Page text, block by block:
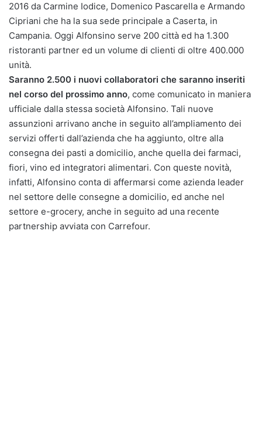
2016 da Carmine Iodice, Domenico Pascarella e Armando
Cipriani che ha la sua sede principale a Caserta, in
Campania. Oggi Alfonsino serve 200 città ed ha 1.300
ristoranti partner ed un volume di clienti di oltre 400.000
unità.
Saranno 2.500 i nuovi collaboratori che saranno inseriti
nel corso del prossimo anno, come comunicato in maniera
ufficiale dalla stessa società Alfonsino. Tali nuove
assunzioni arrivano anche in seguito all’ampliamento dei
servizi offerti dall’azienda che ha aggiunto, oltre alla
consegna dei pasti a domicilio, anche quella dei farmaci,
fiori, vino ed integratori alimentari. Con queste novità,
infatti, Alfonsino conta di affermarsi come azienda leader
nel settore delle consegne a domicilio, ed anche nel
settore e-grocery, anche in seguito ad una recente
partnership avviata con Carrefour.